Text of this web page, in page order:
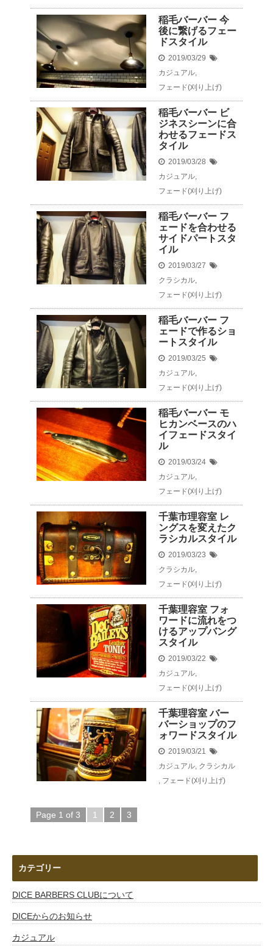
稲毛バーバー 今
後に繋げるフェー
ドスタイル
2019/03/29
カジュアル,
フェード(刈り上げ)
稲毛バーバー ビ
ジネスシーンに合
わせるフェードス
タイル
2019/03/28
カジュアル,
フェード(刈り上げ)
稲毛バーバー フ
ェードを合わせる
サイドパートスタ
イル
2019/03/27
クラシカル,
フェード(刈り上げ)
稲毛バーバー フ
ェードで作るショ
ートスタイル
2019/03/25
カジュアル,
フェード(刈り上げ)
稲毛バーバー モ
ヒカンベースのハ
イフェードスタイ
ル
2019/03/24
カジュアル,
フェード(刈り上げ)
千葉市理容室 レ
ングスを変えたク
ラシカルスタイル
2019/03/23
クラシカル,
フェード(刈り上げ)
千葉理容室 フォ
ワードに流れをつ
けるアップバング
スタイル
2019/03/22
カジュアル,
フェード(刈り上げ)
千葉理容室 バー
バーショップのフ
ォワードスタイル
2019/03/21
カジュアル, クラシカル
, フェード(刈り上げ)
Page 1 of 3 1 2 3
カテゴリー
DICE BARBERS CLUBについて
DICEからのお知らせ
カジュアル